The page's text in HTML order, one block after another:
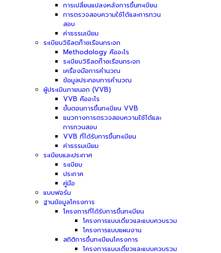
การเปลี่ยนแปลงหลังการขึ้นทะเบียน
การตรวจสอบความใช้ได้และการทวน
สอบ
ค่าธรรมเนียม
ระเบียบวิธีลดก๊าซเรือนกระจก
Methodology คืออะไร
ระเบียบวิธีลดก๊าซเรือนกระจก
เครื่องมือการคำนวณ
ข้อมูลประกอบการคำนวณ
ผู้ประเมินภายนอก (VVB)
VVB คืออะไร
ขั้นตอนการขึ้นทะเบียน VVB
แนวทางการตรวจสอบความใช้ได้และ
การทวนสอบ
VVB ที่ได้รับการขึ้นทะเบียน
ค่าธรรมเนียม
ระเบียบและประกาศ
ระเบียบ
ประกาศ
คู่มือ
แบบฟอร์ม
ฐานข้อมูลโครงการ
โครงการที่ได้รับการขึ้นทะเบียน
โครงการแบบเดี่ยวและแบบควบรวม
โครงการแบบแผนงาน
สถิติการขึ้นทะเบียนโครงการ
โครงการแบบเดี่ยวและแบบควบรวม